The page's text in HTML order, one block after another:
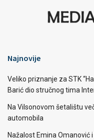
Najnovije
Veliko priznanje za STK
Barić dio stručnog tima
Na Vilsonovom šetalištu
automobila
Nažalost Emina Omanović